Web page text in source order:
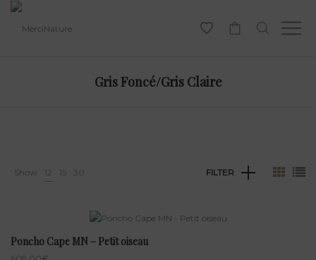
Gris Foncé/Gris Claire
Show 12 15 30 FILTER
Poncho Cape MN – Petit oiseau